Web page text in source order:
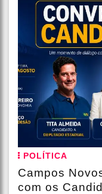
POLÍTICA
Campos
com os